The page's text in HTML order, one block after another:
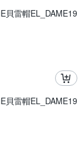
貝雷帽EL_DAME19
貝雷帽EL_DAME19